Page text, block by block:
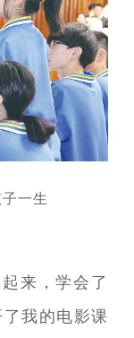
一生
来，学会了
我的电影课